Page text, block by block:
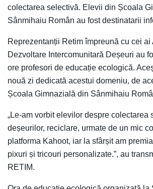
colectarea selectivă. Elevii din Școala
Sânmihaiu Român au fost destinatarii
Reprezentanții Retim împreună cu cei
Dezvoltare Intercomunitară Deșeuri au
ore profesori de educație ecologică.
nouă zi dedicată acestui domeniu, de
Școala Gimnazială din Sânmihaiu
„Le-am vorbit elevilor despre colectarea
deșeurilor, reciclare, urmate de un mic
platforma Kahoot, iar la sfârșit am
pixuri și tricouri personalizate.”, au
RETIM.